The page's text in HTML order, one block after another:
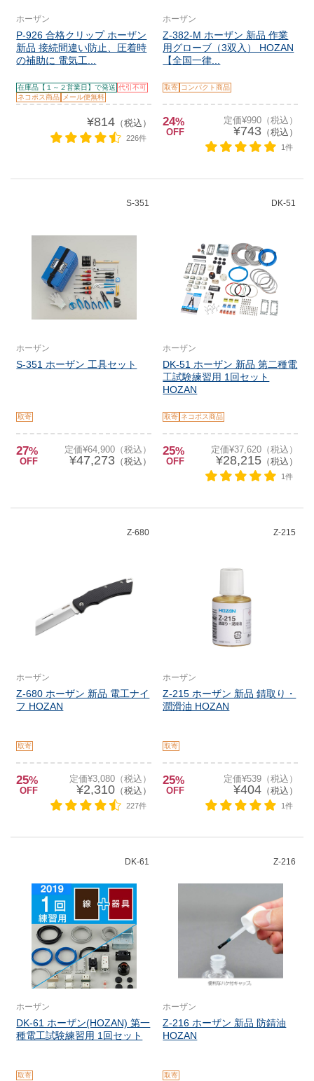
ホーザン
P-926 合格クリップ ホーザン
新品 接続間違い防止、圧着時
の補助に 電気工...
在庫品【１～２営業日】で発送 代引不可
ネコポス商品
メール便無料
¥814（税込）
226件
ホーザン
Z-382-M ホーザン 新品 作業
用グローブ（3双入） HOZAN
【全国一律...
取寄 コンパクト商品
24%
OFF
定価¥990（税込）
¥743（税込）
1件
S-351
ホーザン
S-351 ホーザン 工具セット
取寄
27%
OFF
定価¥64,900（税込）
¥47,273（税込）
DK-51
ホーザン
DK-51 ホーザン 新品 第二種電
工試験練習用 1回セット
HOZAN
取寄 ネコポス商品
25%
OFF
定価¥37,620（税込）
¥28,215（税込）
1件
Z-680
ホーザン
Z-680 ホーザン 新品 電工ナイ
フ HOZAN
取寄
25%
OFF
定価¥3,080（税込）
¥2,310（税込）
227件
Z-215
ホーザン
Z-215 ホーザン 新品 錆取り・
潤滑油 HOZAN
取寄
25%
OFF
定価¥539（税込）
¥404（税込）
1件
DK-61
ホーザン
DK-61 ホーザン(HOZAN) 第一
種電工試験練習用 1回セット
取寄
Z-216
ホーザン
Z-216 ホーザン 新品 防錆油
HOZAN
取寄